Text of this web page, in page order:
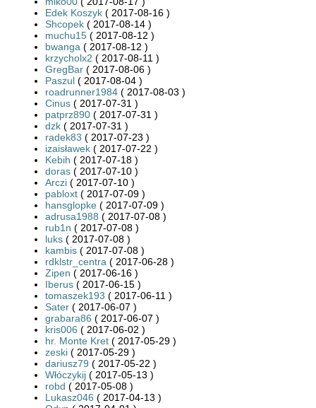
Edek Koszyk ( 2017-08-16 )
Shcopek ( 2017-08-14 )
muchu15 ( 2017-08-12 )
bwanga ( 2017-08-12 )
krzycholx2 ( 2017-08-11 )
GregBar ( 2017-08-06 )
Paszul ( 2017-08-04 )
roadrunner1984 ( 2017-08-03 )
Cinus ( 2017-07-31 )
patprz890 ( 2017-07-31 )
dzk ( 2017-07-31 )
radek83 ( 2017-07-23 )
izaisławek ( 2017-07-22 )
Kebih ( 2017-07-18 )
doras ( 2017-07-10 )
Arczi ( 2017-07-10 )
pabloxt ( 2017-07-09 )
hansglopke ( 2017-07-09 )
adrusa1988 ( 2017-07-08 )
rub1n ( 2017-07-08 )
luks ( 2017-07-08 )
kambis ( 2017-07-08 )
rdklstr_centra ( 2017-06-28 )
Zipen ( 2017-06-16 )
Iberus ( 2017-06-15 )
tomaszek193 ( 2017-06-11 )
Sater ( 2017-06-07 )
grabara86 ( 2017-06-07 )
kris006 ( 2017-06-02 )
hr. Monte Kret ( 2017-05-29 )
zeski ( 2017-05-29 )
dariusz79 ( 2017-05-22 )
Włóczykij ( 2017-05-13 )
robd ( 2017-05-08 )
Lukasz046 ( 2017-04-13 )